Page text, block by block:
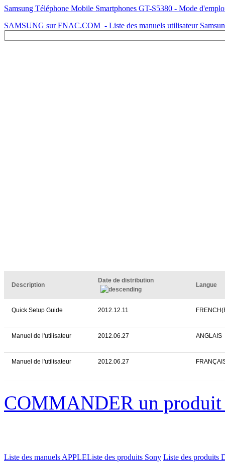
Samsung Téléphone Mobile Smartphones GT-S5380 - Mode
SAMSUNG sur FNAC.COM - Liste des manuels utilisateur
Description
Date de distribution
Langue
Quick Setup Guide 2012.12.11
Manuel de l'utilisateur 2012.06.27 ANGLAIS
Manuel de l'utilisateur 2012.06.27
COMMANDER un
Liste des manuels APPLEListe des produits Sony Liste des produits